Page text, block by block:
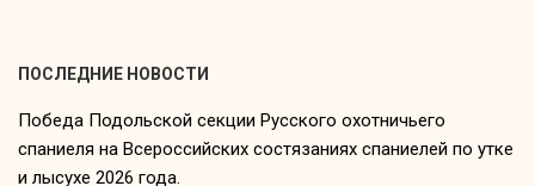
ПОСЛЕДНИЕ НОВОСТИ
Победа Подольской секции Русского охотничьего
спаниеля на Всероссийских состязаниях спаниелей по утке
и лысухе 2026 года.